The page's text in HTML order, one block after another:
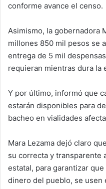
conforme avance el censo.
Asimismo, la gobernadora
millones 850 mil pesos se
entrega de 5 mil
requieran mientras dura la
Y por último, informó que
estarán disponibles para
bacheo en vialidades
Mara Lezama dejó claro
su correcta y transparente
estatal, para garantizar
dinero del pueblo, se usen